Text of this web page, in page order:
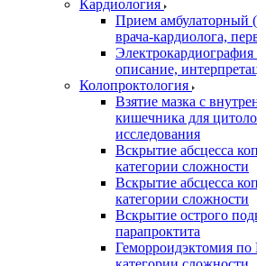
Кардиология
Прием амбулаторный
врача-кардиолога,
описание,
Колопроктология
Взятие мазка с
кишечника для
исследования
Вскрытие абсцесса
категории сложности
Вскрытие абсцесса
категории сложности
Вскрытие острого
парапроктита
Геморроидэктомия